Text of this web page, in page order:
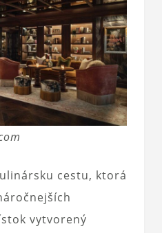
cestu, ktorá
vytvorený